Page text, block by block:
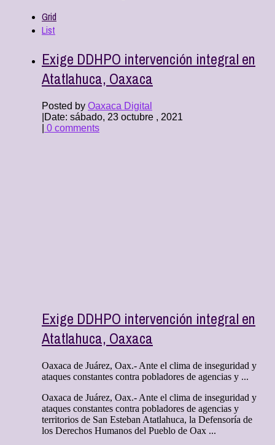
Grid
List
Exige DDHPO intervención integral en
Atatlahuca, Oaxaca
Posted by Oaxaca Digital
Date: sábado, 23 octubre , 2021
0 comments
Exige DDHPO intervención integral en
Atatlahuca, Oaxaca
Oaxaca de Juárez, Oax.- Ante el clima de inseguridad y
ataques constantes contra pobladores de agencias y ...
Oaxaca de Juárez, Oax.- Ante el clima de inseguridad y
ataques constantes contra pobladores de agencias y
territorios de San Esteban Atatlahuca, la Defensoría de
los Derechos Humanos del Pueblo de Oax ...